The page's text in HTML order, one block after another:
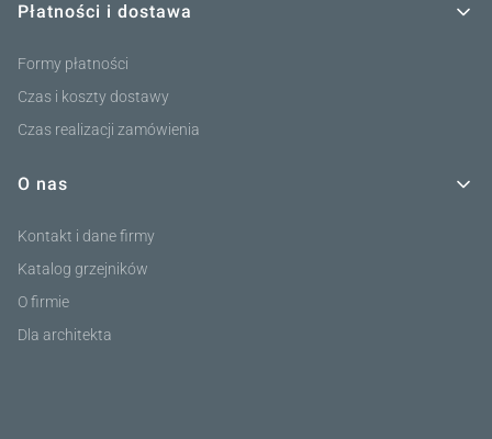
Płatności i dostawa
Formy płatności
Czas i koszty dostawy
Czas realizacji zamówienia
O nas
Kontakt i dane firmy
Katalog grzejników
O firmie
Dla architekta